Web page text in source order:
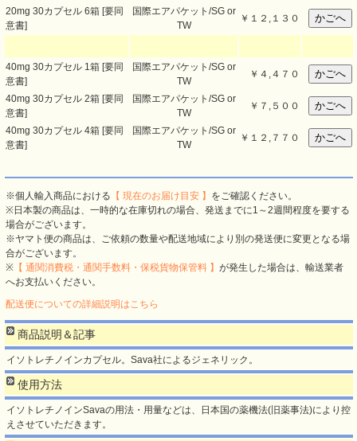
20mg 30カプセル 6箱 [要同
意書]
国際エアパケット/SG or
TW
￥ １２,１３０
40mg 30カプセル 1箱 [要同
意書]
国際エアパケット/SG or
TW
￥ ４,４７０
40mg 30カプセル 2箱 [要同
意書]
国際エアパケット/SG or
TW
￥ ７,５００
40mg 30カプセル 4箱 [要同
意書]
国際エアパケット/SG or
TW
￥ １２,７７０
※個人輸入商品における 【 現在のお届け目安 】 をご確認ください。
※日本製の商品は、一時的な在庫切れの場合、発送までに1～2週間程度を要する
場合がございます。
※ヤマト便の商品は、ご依頼の数量や配送地域により別の発送便に変更となる場
合がございます。
※ 【 通関消費税・通関手数料・保税貨物保管料 】 が発生した場合は、輸送業者
へお支払いください。
配送便についての詳細説明はこちら
商品説明＆記事
イソトレチノインカプセル。Sava社によるジェネリック。
使用方法
イソトレチノインSavaの用法・用量などは、日本国の薬機法(旧薬事法)により控
えさせていただきます。